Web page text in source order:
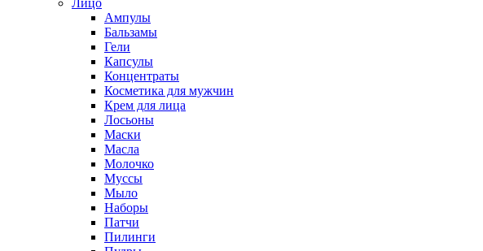
Лицо
Ампулы
Бальзамы
Гели
Капсулы
Концентраты
Косметика для мужчин
Крем для лица
Лосьоны
Маски
Масла
Молочко
Муссы
Мыло
Наборы
Патчи
Пилинги